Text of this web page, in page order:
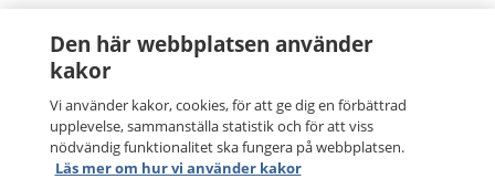
Den här webbplatsen använder
kakor
Vi använder kakor, cookies, för att ge dig en förbättrad
upplevelse, sammanställa statistik och för att viss
nödvändig funktionalitet ska fungera på webbplatsen.
Läs mer om hur vi använder kakor